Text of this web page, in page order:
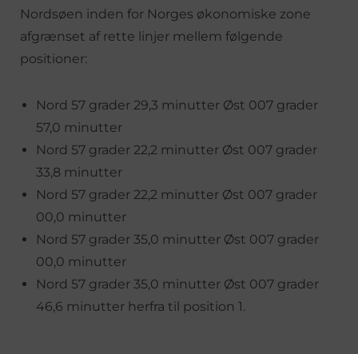
Nordsøen inden for Norges økonomiske zone
afgrænset af rette linjer mellem følgende
positioner:
Nord 57 grader 29,3 minutter Øst 007 grader
57,0 minutter
Nord 57 grader 22,2 minutter Øst 007 grader
33,8 minutter
Nord 57 grader 22,2 minutter Øst 007 grader
00,0 minutter
Nord 57 grader 35,0 minutter Øst 007 grader
00,0 minutter
Nord 57 grader 35,0 minutter Øst 007 grader
46,6 minutter herfra til position 1.